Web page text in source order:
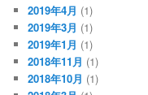
2019年4月 (1)
2019年3月 (1)
2019年1月 (1)
2018年11月 (1)
2018年10月 (1)